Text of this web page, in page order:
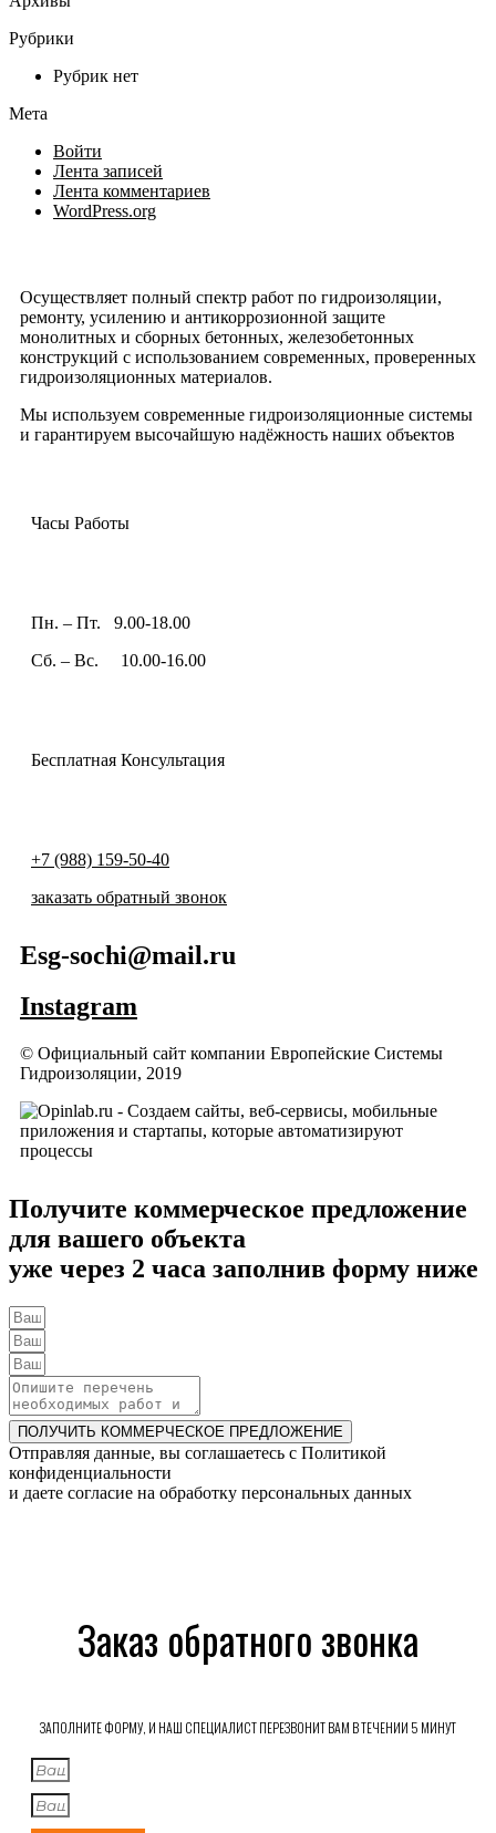
Рубрики
Рубрик нет
Мета
Войти
Лента записей
Лента комментариев
WordPress.org
Осуществляет полный спектр работ по гидроизоляции,
ремонту, усилению и антикоррозионной защите
монолитных и сборных бетонных, железобетонных
конструкций с использованием современных, проверенных
гидроизоляционных материалов.
Мы используем современные гидроизоляционные системы
и гарантируем высочайшую надёжность наших объектов
Часы Работы
Пн. – Пт. 9.00-18.00
Сб. – Вс. 10.00-16.00
Бесплатная Консультация
+7 (988) 159-50-40
заказать обратный звонок
Esg-sochi@mail.ru
Instagram
© Официальный сайт компании Европейские Системы
Гидроизоляции, 2019
Получите коммерческое предложение
для вашего объекта
уже через 2 часа заполнив форму ниже
ПОЛУЧИТЬ КОММЕРЧЕСКОЕ ПРЕДЛОЖЕНИЕ
Отправляя данные, вы соглашаетесь c Политикой
конфиденциальности
и даете согласие на обработку персональных данных
Заказ обратного звонка
ЗАПОЛНИТЕ ФОРМУ, И НАШ СПЕЦИАЛИСТ ПЕРЕЗВОНИТ ВАМ В ТЕЧЕНИИ 5 МИНУТ